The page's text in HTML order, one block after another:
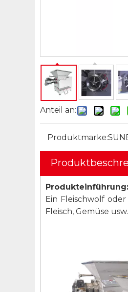
Anteil an:
Produktmarke:
Produkteinführung:
Ein Fleischwolf
Fleisch, Gemüse usw.